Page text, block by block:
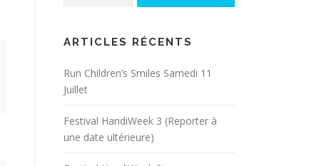
ARTICLES RÉCENTS
Run Children’s Smiles Samedi 11
Juillet
Festival HandiWeek 3 (Reporter à
une date ultérieure)